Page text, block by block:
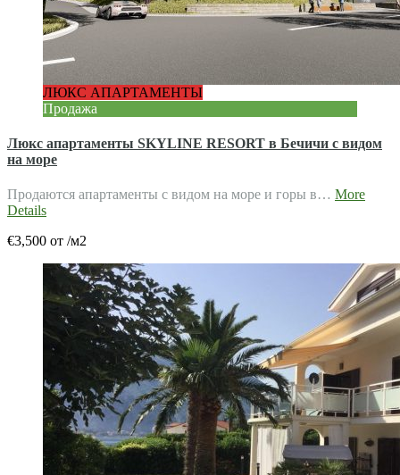
ЛЮКС АПАРТАМЕНТЫ
Продажа
Люкс апартаменты SKYLINE RESORT в Бечичи с видом
на море
Продаются апартаменты с видом на море и горы в… More
Details
€3,500 от /м2